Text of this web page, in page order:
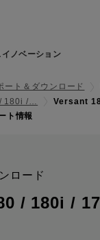
ノベーション
ート＆ダウンロード
180i /…
Versant
ト情報
ロード
/ 180i /